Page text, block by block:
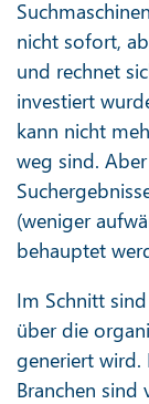
nicht sofort,
und rechnet
investiert
kann nicht
weg sind.
(weniger
behauptet
Im Schnitt
über die
generiert
Branchen sind